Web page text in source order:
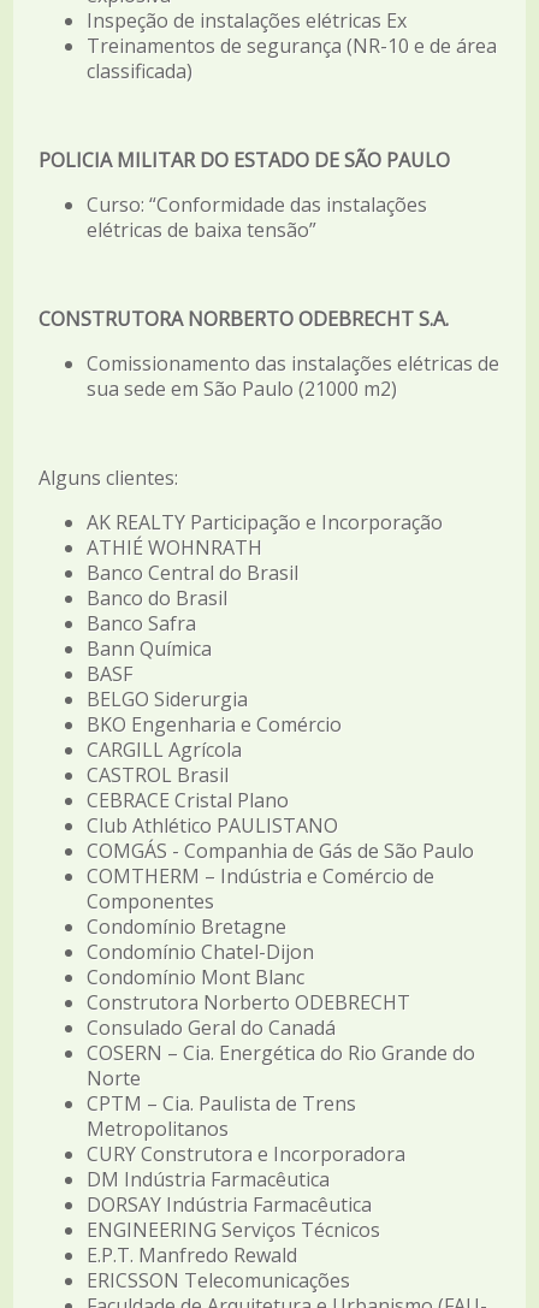
Inspeção de instalações elétricas Ex
Treinamentos de segurança (NR-10 e de área
classificada)
POLICIA MILITAR DO ESTADO DE SÃO PAULO
Curso: “Conformidade das instalações
elétricas de baixa tensão”
CONSTRUTORA NORBERTO ODEBRECHT S.A.
Comissionamento das instalações elétricas de
sua sede em São Paulo (21000 m2)
Alguns clientes:
AK REALTY Participação e Incorporação
ATHIÉ WOHNRATH
Banco Central do Brasil
Banco do Brasil
Banco Safra
Bann Química
BASF
BELGO Siderurgia
BKO Engenharia e Comércio
CARGILL Agrícola
CASTROL Brasil
CEBRACE Cristal Plano
Club Athlético PAULISTANO
COMGÁS - Companhia de Gás de São Paulo
COMTHERM – Indústria e Comércio de
Componentes
Condomínio Bretagne
Condomínio Chatel-Dijon
Condomínio Mont Blanc
Construtora Norberto ODEBRECHT
Consulado Geral do Canadá
COSERN – Cia. Energética do Rio Grande do
Norte
CPTM – Cia. Paulista de Trens
Metropolitanos
CURY Construtora e Incorporadora
DM Indústria Farmacêutica
DORSAY Indústria Farmacêutica
ENGINEERING Serviços Técnicos
E.P.T. Manfredo Rewald
ERICSSON Telecomunicações